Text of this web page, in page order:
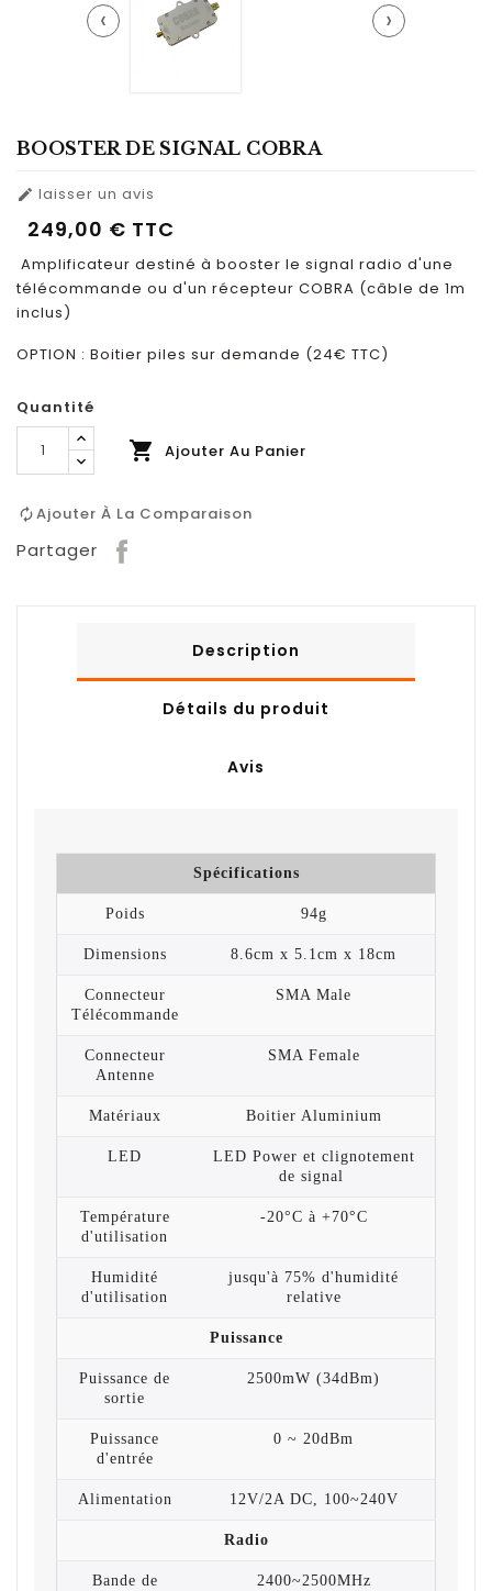
‹ ›
BOOSTER DE SIGNAL COBRA
 laisser un avis
249,00 € TTC
Amplificateur destiné à booster le signal radio d'une
télécommande ou d'un récepteur COBRA (câble de 1m
inclus)
OPTION : Boitier piles sur demande (24€ TTC)
Quantité
 Ajouter Au Panier
Ajouter À La Comparaison
Partager
Description
Détails du produit
Avis
Spécifications
Poids 94g
Dimensions 8.6cm x 5.1cm x 18cm
Connecteur
Télécommande
SMA Male
Connecteur
Antenne
SMA Female
Matériaux Boitier Aluminium
LED
LED Power et clignotement
de signal
Température
d'utilisation
-20°C à +70°C
Humidité
d'utilisation
jusqu'à 75% d'humidité
relative
Puissance
Puissance de
sortie
2500mW (34dBm)
Puissance
d'entrée
0 ~ 20dBm
Alimentation 12V/2A DC, 100~240V
Radio
Bande de
2400~2500MHz